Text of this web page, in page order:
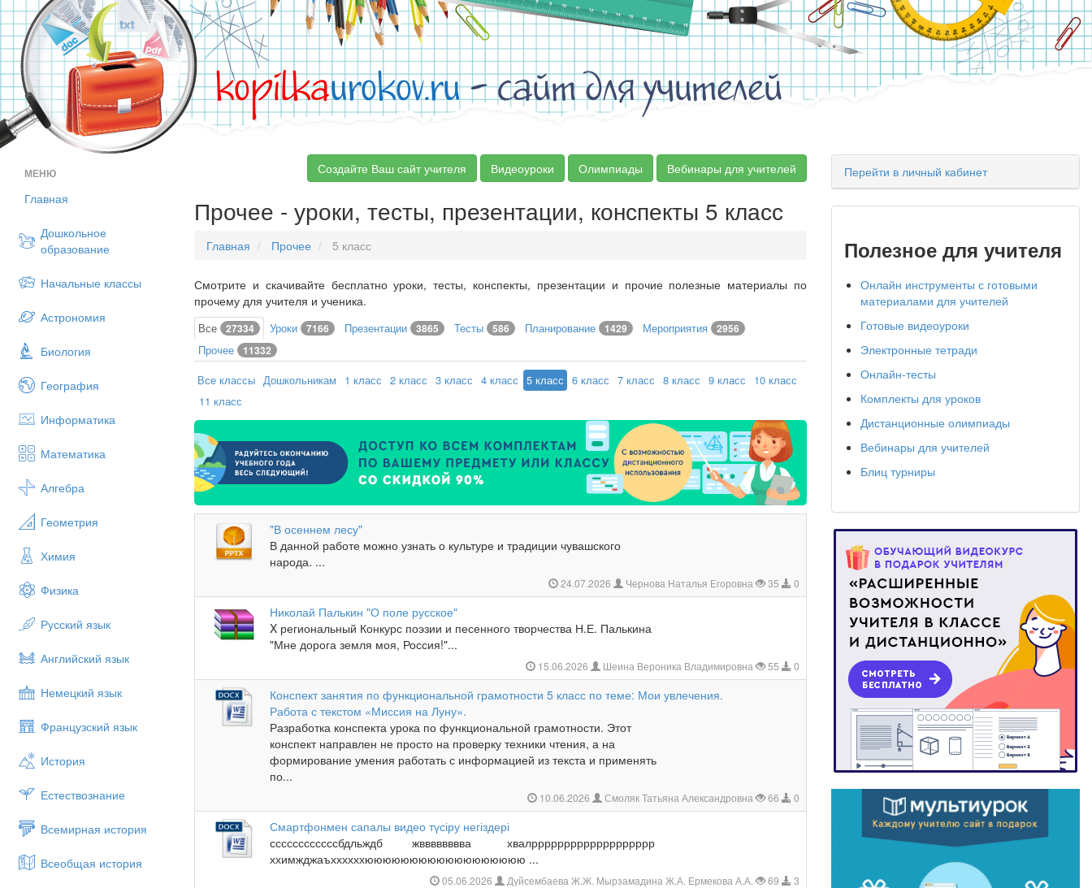
kopilkaurokov.ru- сайт для учителей
МЕНЮ
Главная
Дошкольное
образование
Начальные классы
Астрономия
Биология
География
Информатика
Математика
Алгебра
Геометрия
Химия
Физика
Русский язык
Английский язык
Немецкий язык
Французский язык
История
Естествознание
Всемирная история
Всеобщая история
Создайте Ваш сайт учителя Видеоуроки Олимпиады Вебинары для учителей
Прочее - уроки, тесты, презентации, конспекты 5 класс
Главная Прочее 5 класс
Смотрите и скачивайте бесплатно уроки, тесты, конспекты, презентации и прочие полезные материалы по
прочему для учителя и ученика.
Все 27334 Уроки 7166 Презентации 3865 Тесты 586 Планирование 1429 Мероприятия 2956
Прочее 11332
Все классы Дошкольникам 1 класс 2 класс 3 класс 4 класс 5 класс 6 класс 7 класс 8 класс 9 класс
10 класс
11 класс
"В осеннем лесу"
В данной работе можно узнать о культуре и традиции чувашского
народа. ...
24.07.2026 Чернова Наталья Егоровна 35 0
Николай Палькин "О поле русское"
X региональный Конкурс поэзии и песенного творчества Н.Е. Палькина
"Мне дорога земля моя, Россия!"...
15.06.2026 Шеина Вероника Владимировна 55 0
Конспект занятия по функциональной грамотности 5 класс по теме: Мои увлечения.
Работа с текстом «Миссия на Луну».
Разработка конспекта урока по функциональной грамотности. Этот
конспект направлен не просто на проверку техники чтения, а на
формирование умения работать с информацией из текста и применять
по...
10.06.2026 Смоляк Татьяна Александровна 66 0
Смартфонмен сапалы видео түсіру негіздері
ссссссссссссбдльждб жвввввввва хвалррррррррррррррррррр
ххимжджаъххххххюююююююююююююююююю ...
05.06.2026 Дүйсембаева Ж.Ж. Мырзамадина Ж.А. Ермекова А.А. 69 3
Перейти в личный кабинет
Полезное для учителя
Онлайн инструменты с готовыми
материалами для учителей
Готовые видеоуроки
Электронные тетради
Онлайн-тесты
Комплекты для уроков
Дистанционные олимпиады
Вебинары для учителей
Блиц турниры